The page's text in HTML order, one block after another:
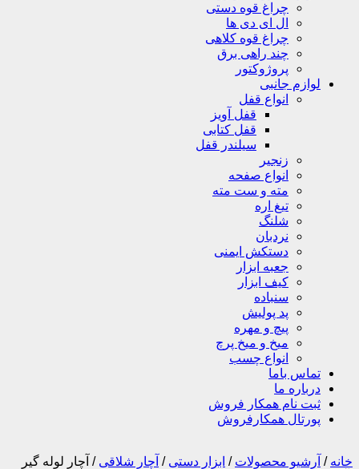
چراغ قوه دستی
ال ای دی ها
چراغ قوه کلاهی
چند راهی برق
پروژوکتور
لوازم جانبی
انواع قفل
قفل آویز
قفل کتابی
سیلندر قفل
زنجیر
انواع صفحه
مته و ست مته
تیغ اره
شلنگ
نردبان
دستکش ایمنی
جعبه ابزار
کیف ابزار
سنباده
پد پولیش
پیچ و مهره
میخ و میخ پرچ
انواع چسب
تماس باما
درباره ما
ثبت نام همکار فروش
پورتال همکارفروش
خانه / آرشیو محصولات / ابزار دستی / آچار شلاقی / آچار لوله گیر